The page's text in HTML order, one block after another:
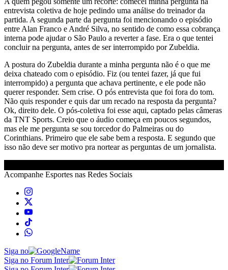
entrevista coletiva de hoje pedindo uma análise do treinador da
partida. A segunda parte da pergunta foi mencionando o episódio
entre Alan Franco e André Silva, no sentido de como essa cobrança
interna pode ajudar o São Paulo a reverter a fase. Era o que tentei
concluir na pergunta, antes de ser interrompido por Zubeldia.
A postura do Zubeldia durante a minha pergunta não é o que me
deixa chateado com o episódio. Fiz (ou tentei fazer, já que fui
interrompido) a pergunta que achava pertinente, e ele pode não
querer responder. Sem crise. O pós entrevista que foi fora do tom.
Não quis responder e quis dar um recado na resposta da pergunta?
Ok, direito dele. O pós-coletiva foi esse aqui, captado pelas câmeras
da TNT Sports. Creio que o áudio começa em poucos segundos,
mas ele me pergunta se sou torcedor do Palmeiras ou do
Corinthians. Primeiro que ele sabe bem a resposta. E segundo que
isso não deve ser motivo pra nortear as perguntas de um jornalista.
Acompanhe Esportes nas Redes Sociais
Siga no
Siga no Forum Inter